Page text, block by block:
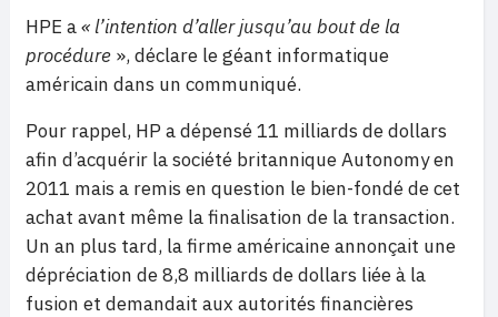
HPE a« l’intention d’aller jusqu’au bout de la
procédure », déclare le géant informatique
américain dans un communiqué.
Pour rappel, HP a dépensé 11 milliards de dollars
afin d’acquérir la société britannique Autonomy en
2011 mais a remis en question le bien-fondé de cet
achat avant même la finalisation de la transaction.
Un an plus tard, la firme américaine annonçait une
dépréciation de 8,8 milliards de dollars liée à la
fusion et demandait aux autorités financières